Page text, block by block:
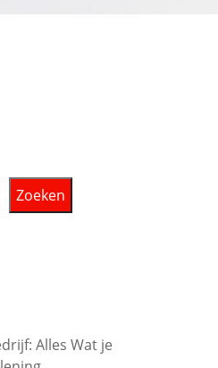
Zoeken
Alles Wat je